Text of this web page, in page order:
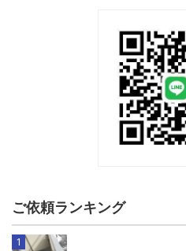
ご依頼ランキング